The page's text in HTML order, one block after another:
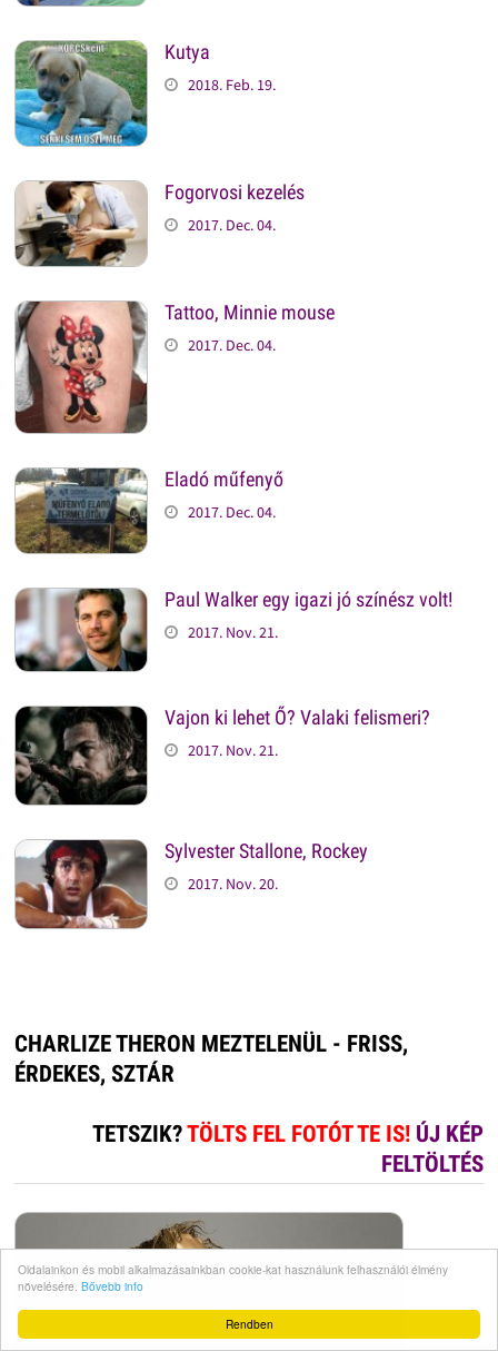
Rendben
Oldalainkon és mobil alkalmazásainkban cookie-kat használunk felhasználói élmény
növelésére. Bővebb info
Kutya
2018. Feb. 19.
Fogorvosi kezelés
2017. Dec. 04.
Tattoo, Minnie mouse
2017. Dec. 04.
Eladó műfenyő
2017. Dec. 04.
Paul Walker egy igazi jó színész volt!
2017. Nov. 21.
Vajon ki lehet Ő? Valaki felismeri?
2017. Nov. 21.
Sylvester Stallone, Rockey
2017. Nov. 20.
CHARLIZE THERON MEZTELENÜL - FRISS,
ÉRDEKES, SZTÁR
TETSZIK?TÖLTS FEL FOTÓT TE IS! ÚJ KÉP
FELTÖLTÉS